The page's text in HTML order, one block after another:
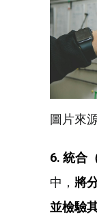
圖片來
6. 統合
中， 將
並檢驗